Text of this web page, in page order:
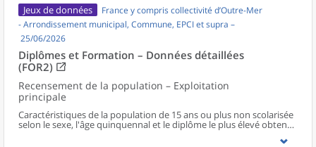
Jeux de données
France y compris collectivité d’Outre-Mer
- Arrondissement municipal, Commune, EPCI et supra –
25/06/2026
Diplômes et Formation – Données détaillées
(FOR2)
Recensement de la population – Exploitation
principale
Caractéristiques de la population de 15 ans ou plus non scolarisée
selon le sexe, l'âge quinquennal et le diplôme le plus élevé obtenu
au niveau communal et supracommunal pour la France hors